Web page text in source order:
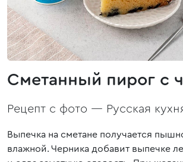
Сметанный пирог с
Рецепт с фото — Русская
Выпечка на сметане получается
влажной. Черника добавит выпечке